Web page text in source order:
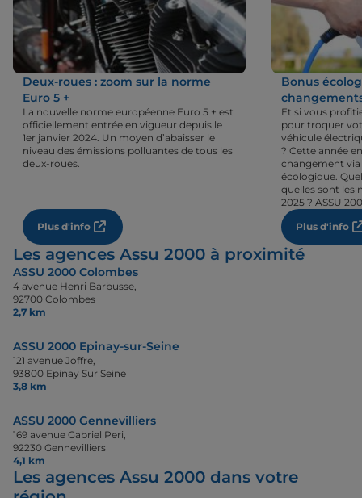
Deux-roues : zoom sur la norme
Euro 5 +
La nouvelle norme européenne Euro 5 + est
officiellement entrée en vigueur depuis le
1er janvier 2024. Un moyen d’abaisser le
niveau des émissions polluantes de tous les
deux-roues.
Plus d'info
Bonus
Et si vous
pour troquer
véhicule
? Cette année
changement
écologique.
quelles sont les
2025 ? ASSU
Plus d'info
Les agences Assu 2000 à proximité
ASSU 2000 Colombes
4 avenue Henri Barbusse,
92700 Colombes
2,7 km
ASSU 2000 Epinay-sur-Seine
121 avenue Joffre,
93800 Epinay Sur Seine
3,8 km
ASSU 2000 Gennevilliers
169 avenue Gabriel Peri,
92230 Gennevilliers
4,1 km
Les agences Assu 2000 dans votre